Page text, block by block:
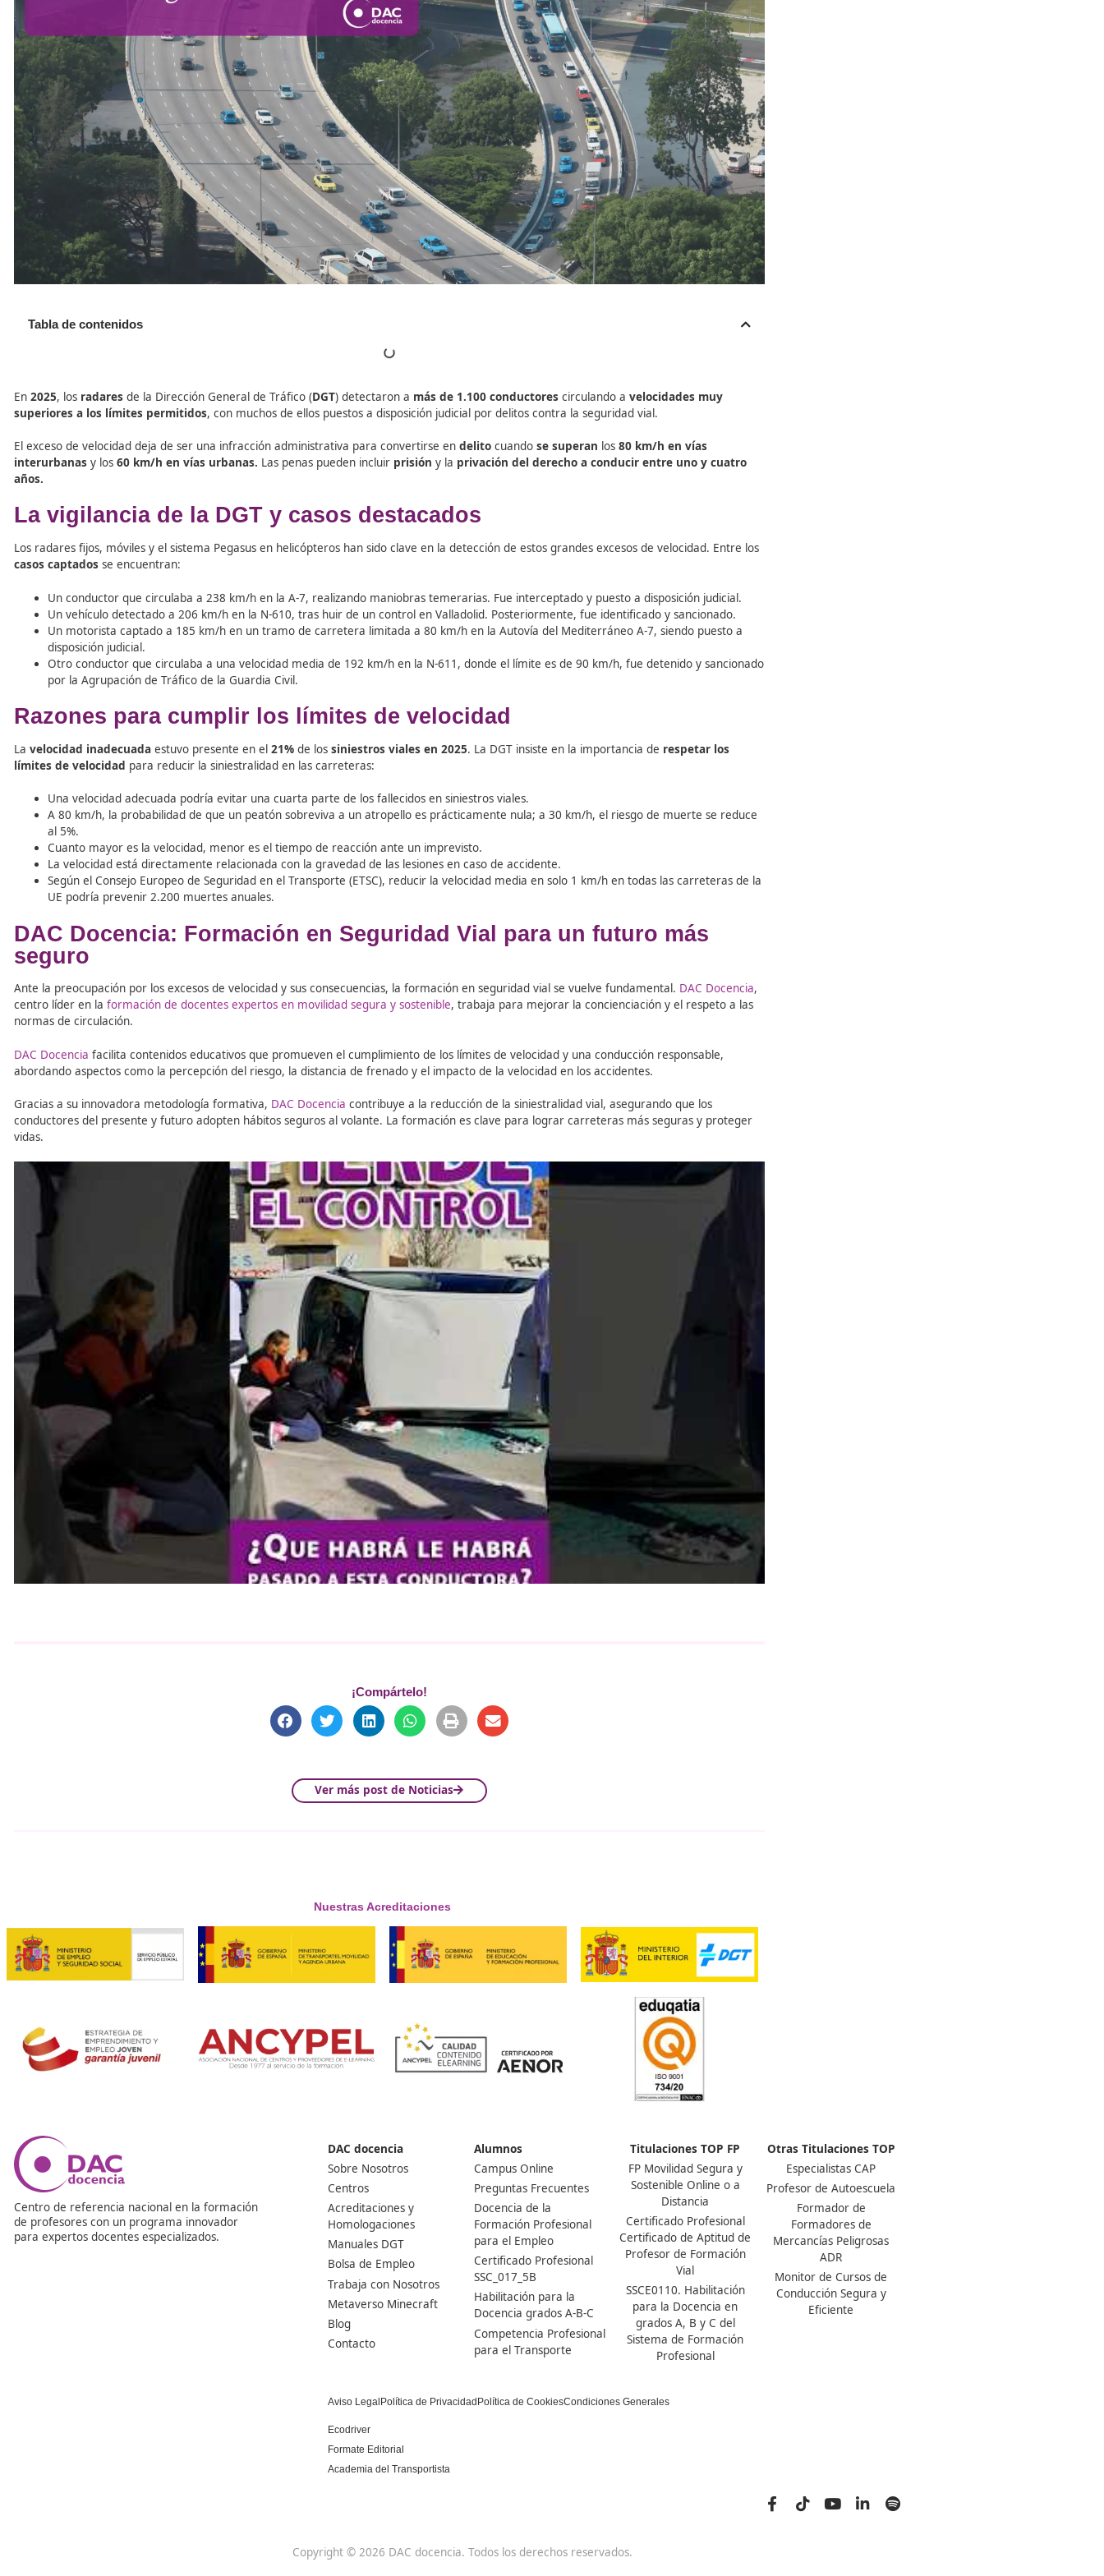
Tabla de contenidos
superiores a los límites permitidos, con muchos de ellos puestos a disposición judicial por delitos contra la seguridad vial.
El exceso de velocidad deja de ser una infracción administrativa para convertirse endelitocuando se superanlos80 km/h en vías
interurbanasy los60 km/h en vías urbanas.Las penas pueden incluirprisióny laprivación del derecho a conducir entre uno y cuatro
años.
La vigilancia de la DGT y casos destacados
Los radares fijos, móviles y el sistema Pegasus en helicópteros han sido clave en la detección de estos grandes excesos de velocidad. Entre los
casos captadosse encuentran:
Un conductor que circulaba a 238 km/h en la A-7, realizando maniobras temerarias. Fue interceptado y puesto a disposición judicial.
Un vehículo detectado a 206 km/h en la N-610, tras huir de un control en Valladolid. Posteriormente, fue identificado y sancionado.
Un motorista captado a 185 km/h en un tramo de carretera limitada a 80 km/h en la Autovía del Mediterráneo A-7, siendo puesto a
disposición judicial.
Otro conductor que circulaba a una velocidad media de 192 km/h en la N-611, donde el límite es de 90 km/h, fue detenido y sancionado
por la Agrupación de Tráfico de la Guardia Civil.
Razones para cumplir los límites de velocidad
Lavelocidad inadecuada de los siniestros viales en 2025
límites de velocidad
Una velocidad adecuada podría evitar una cuarta parte de los fallecidos en siniestros viales.
A 80 km/h, la probabilidad de que un peatón sobreviva a un atropello es prácticamente nula; a 30 km/h, el riesgo de muerte se reduce
al 5%.
Cuanto mayor es la velocidad, menor es el tiempo de reacción ante un imprevisto.
Según el Consejo Europeo de Seguridad en el Transporte (ETSC), reducir la velocidad media en solo 1 km/h en todas las carreteras de la
UE podría prevenir 2.200 muertes anuales.
DAC Docencia: Formación en Seguridad Vial para un futuro más
seguro
Ante la preocupación por los excesos de velocidad y sus consecuencias, la formación en seguridad vial se vuelve fundamental.
formación de docentes expertos en movilidad segura y sostenible, trabaja para mejorar la concienciación y el respeto a las
normas de circulación.
DAC Docencia facilita contenidos educativos que promueven el cumplimiento de los límites de velocidad y una conducción responsable,
abordando aspectos como la percepción del riesgo, la distancia de frenado y el impacto de la velocidad en los accidentes.
Gracias a su innovadora metodología formativa,DAC Docencia contribuye a la reducción de la siniestralidad vial, asegurando que los
conductores del presente y futuro adopten hábitos seguros al volante. La formación es clave para lograr carreteras más seguras y proteger
vidas.
¡Compártelo!
Ver más post deNoticias
Nuestras Acreditaciones